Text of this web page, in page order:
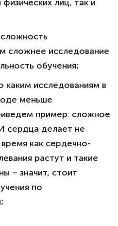
лиц, так и
сложнее исследование
обучения;
исследованиям в
меньше
пример: сложное
сердца делает не
как сердечно-
растут и такие
– значит, стоит
по